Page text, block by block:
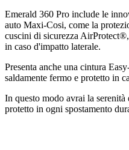
Emerald 360 Pro include le
auto Maxi-Cosi, come la
cuscini di sicurezza
in caso d'impatto laterale.
Presenta anche una cintura
saldamente fermo e protetto in
In questo modo avrai la
protetto in ogni spostamento